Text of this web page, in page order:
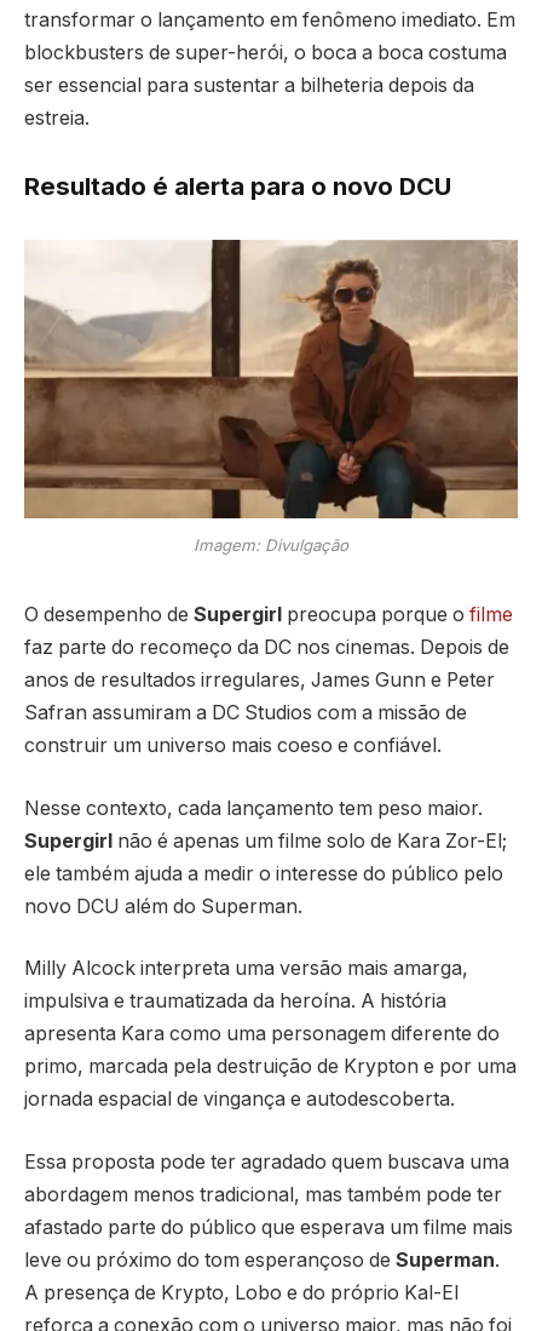
transformar o lançamento em fenômeno imediato. Em
blockbusters de super-herói, o boca a boca costuma
ser essencial para sustentar a bilheteria depois da
estreia.
Resultado é alerta para o novo DCU
Imagem: Divulgação
O desempenho de Supergirl preocupa porque o filme
faz parte do recomeço da DC nos cinemas. Depois de
anos de resultados irregulares, James Gunn e Peter
Safran assumiram a DC Studios com a missão de
construir um universo mais coeso e confiável.
Nesse contexto, cada lançamento tem peso maior.
Supergirl não é apenas um filme solo de Kara Zor-El;
ele também ajuda a medir o interesse do público pelo
novo DCU além do Superman.
Milly Alcock interpreta uma versão mais amarga,
impulsiva e traumatizada da heroína. A história
apresenta Kara como uma personagem diferente do
primo, marcada pela destruição de Krypton e por uma
jornada espacial de vingança e autodescoberta.
Essa proposta pode ter agradado quem buscava uma
abordagem menos tradicional, mas também pode ter
afastado parte do público que esperava um filme mais
leve ou próximo do tom esperançoso de Superman.
A presença de Krypto, Lobo e do próprio Kal-El
reforça a conexão com o universo maior, mas não foi